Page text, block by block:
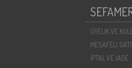
ÜYELIK VE
MESAFELI
İPTAL VE İADE